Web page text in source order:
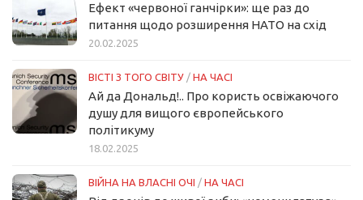
Ефект «червоної ганчірки»: ще раз до
питання щодо розширення НАТО на схід
20.02.2025
ВІСТІ З ТОГО СВІТУ / НА ЧАСІ
Ай да Дональд!.. Про користь освіжаючого
душу для вищого європейського
політикуму
18.02.2025
ВІЙНА НА ВЛАСНІ ОЧІ / НА ЧАСІ